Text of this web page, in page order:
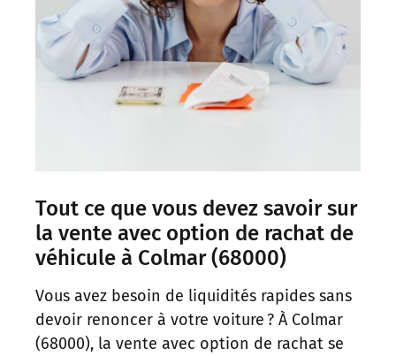
Tout ce que vous devez savoir sur
la vente avec option de rachat de
véhicule à Colmar (68000)
Vous avez besoin de liquidités rapides sans
devoir renoncer à votre voiture ? À Colmar
(68000), la vente avec option de rachat se